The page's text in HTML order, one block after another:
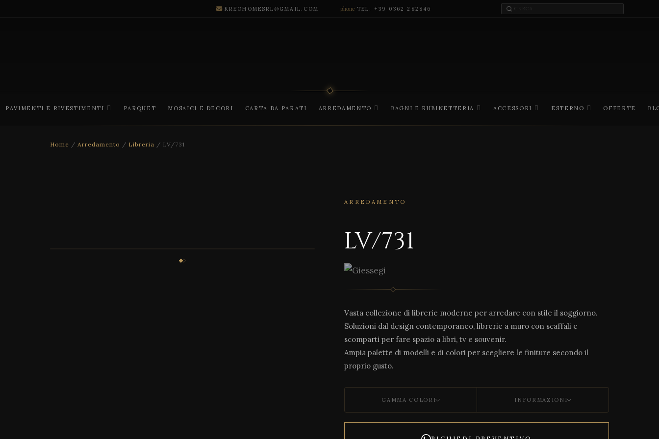
KREOHOMESRL@GMAIL.COM phone TEL: +39 0362 282846
PAVIMENTI E RIVESTIMENTI PARQUET MOSAICI E DECORI CARTA DA PARATI ARREDAMENTO BAGNI E RUBINETTERIA ACCESSORI ESTERNO OFFERTE
Home / Arredamento / Libreria / LV/731
ARREDAMENTO
LV/731
Vasta collezione di librerie moderne per arredare con stile il soggiorno.
Soluzioni dal design contemporaneo, librerie a muro con scaffali e
scomparti per fare spazio a libri, tv e souvenir.
Ampia palette di modelli e di colori per scegliere le finiture secondo il
proprio gusto.
GAMMA COLORI INFORMAZIONI